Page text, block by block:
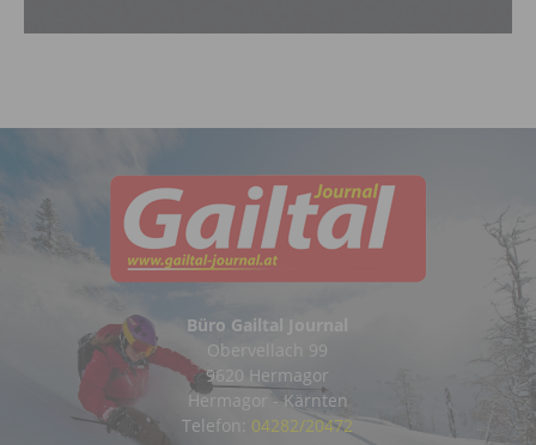
Büro Gailtal Journal
Obervellach 99
9620 Hermagor
Hermagor - Kärnten
Telefon: 04282/20472